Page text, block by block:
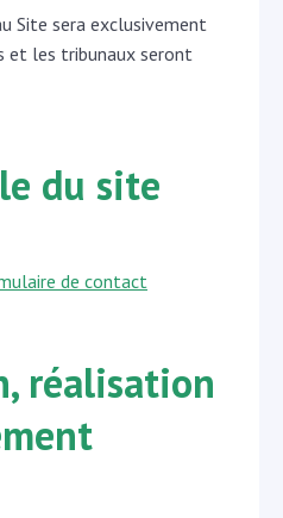
Site sera exclusivement
et les tribunaux seront
du site
de contact
réalisation